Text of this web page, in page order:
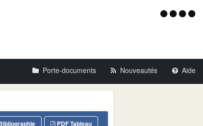
Menu
Porte-documents Nouveautés Aide
PDF Tableau